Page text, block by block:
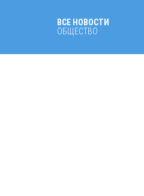
ВСЕ НОВОСТИ
ОБЩЕСТВО